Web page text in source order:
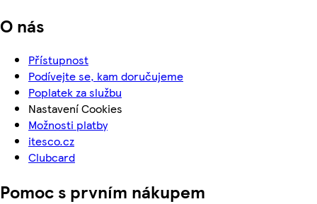
O nás
Přístupnost
Podívejte se, kam doručujeme
Poplatek za službu
Nastavení Cookies
Možnosti platby
itesco.cz
Clubcard
Pomoc s prvním nákupem